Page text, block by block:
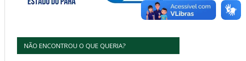
NÃO ENCONTROU O QUE QUERIA?